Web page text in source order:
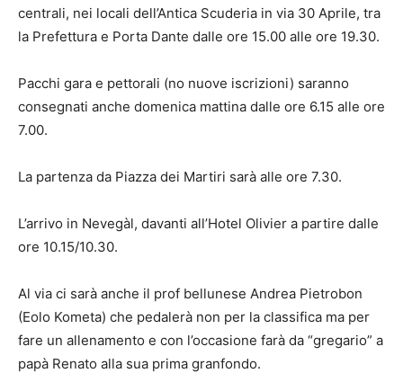
centrali, nei locali dell’Antica Scuderia in via 30 Aprile, tra
la Prefettura e Porta Dante dalle ore 15.00 alle ore 19.30.
Pacchi gara e pettorali (no nuove iscrizioni) saranno
consegnati anche domenica mattina dalle ore 6.15 alle ore
7.00.
La partenza da Piazza dei Martiri sarà alle ore 7.30.
L’arrivo in Nevegàl, davanti all’Hotel Olivier a partire dalle
ore 10.15/10.30.
Al via ci sarà anche il prof bellunese Andrea Pietrobon
(Eolo Kometa) che pedalerà non per la classifica ma per
fare un allenamento e con l’occasione farà da “gregario” a
papà Renato alla sua prima granfondo.